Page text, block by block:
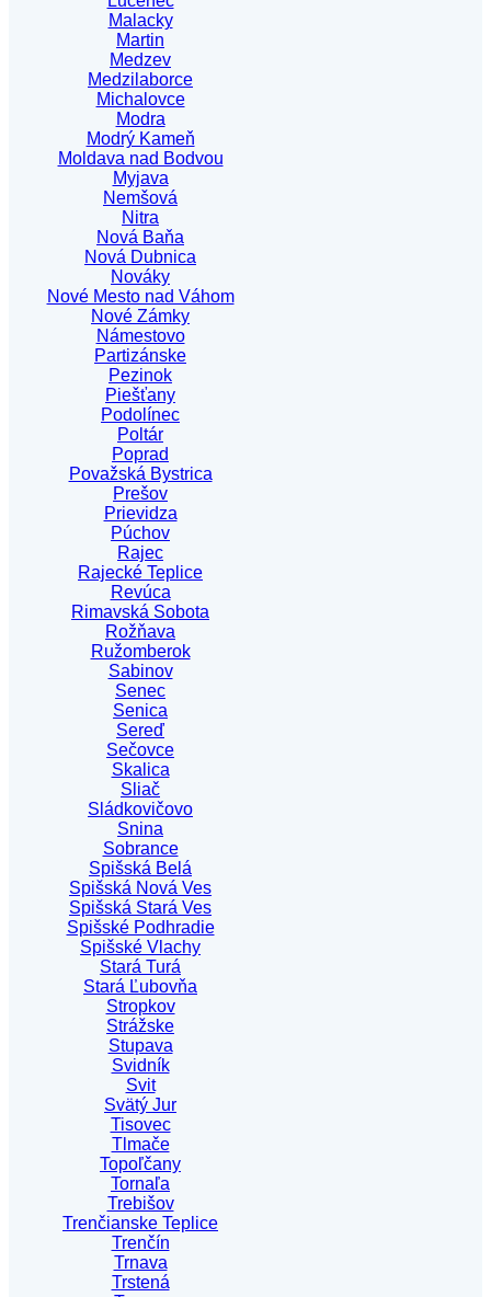
Malacky
Martin
Medzev
Medzilaborce
Michalovce
Modra
Modrý Kameň
Moldava nad Bodvou
Myjava
Nemšová
Nitra
Nová Baňa
Nová Dubnica
Nováky
Nové Mesto nad Váhom
Nové Zámky
Námestovo
Partizánske
Pezinok
Piešťany
Podolínec
Poltár
Poprad
Považská Bystrica
Prešov
Prievidza
Púchov
Rajec
Rajecké Teplice
Revúca
Rimavská Sobota
Rožňava
Ružomberok
Sabinov
Senec
Senica
Sereď
Sečovce
Skalica
Sliač
Sládkovičovo
Snina
Sobrance
Spišská Belá
Spišská Nová Ves
Spišská Stará Ves
Spišské Podhradie
Spišské Vlachy
Stará Turá
Stará Ľubovňa
Stropkov
Strážske
Stupava
Svidník
Svit
Svätý Jur
Tisovec
Tlmače
Topoľčany
Tornaľa
Trebišov
Trenčianske Teplice
Trenčín
Trnava
Trstená